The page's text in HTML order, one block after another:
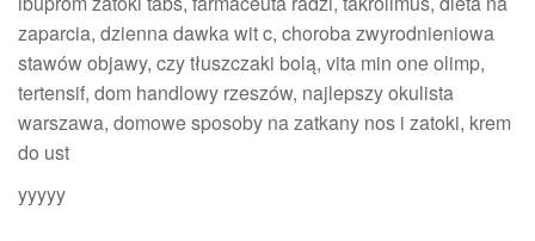
zaparcia, dzienna dawka wit c, choroba zwyrodnieniowa
stawów objawy, czy tłuszczaki bolą, vita min one olimp,
tertensif, dom handlowy rzeszów, najlepszy okulista
warszawa, domowe sposoby na zatkany nos i zatoki, krem
do ust
yyyyy